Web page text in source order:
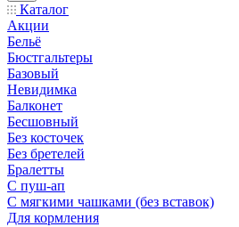
Каталог
Акции
Бельё
Бюстгальтеры
Базовый
Невидимка
Балконет
Бесшовный
Без косточек
Без бретелей
Бралетты
С пуш-ап
С мягкими чашками (без вставок)
Для кормления